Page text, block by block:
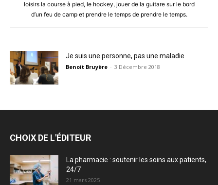
loisirs la course à pied, le hockey, jouer de la guitare sur le bord
d’un feu de camp et prendre le temps de prendre le temps.
Je suis une personne, pas une maladie
Benoit Bruyère - 3 Décembre 2018
CHOIX DE L'ÉDITEUR
La pharmacie : soutenir les soins aux patients,
24/7
21 mars 2025